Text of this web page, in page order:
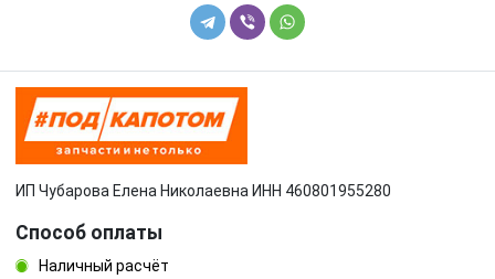
ИП Чубарова Елена Николаевна ИНН 460801955280
Способ оплаты
Наличный расчёт